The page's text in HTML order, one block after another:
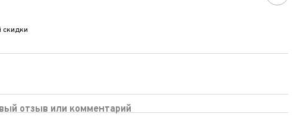
скидки
отзыв или комментарий